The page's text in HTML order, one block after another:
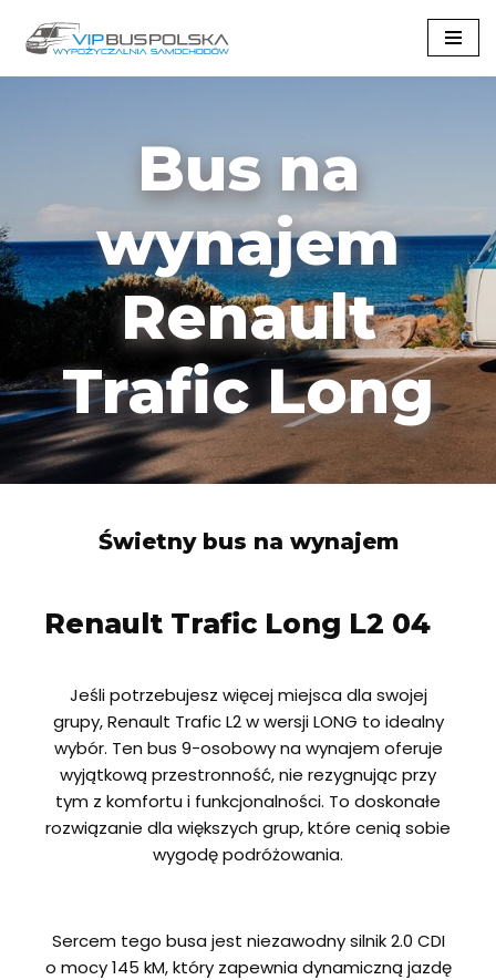
Przejdź
Bus na
wynajem
Renault
Trafic Long
Świetny bus na wynajem
Renault Trafic Long L2 04
Jeśli potrzebujesz więcej miejsca dla swojej
grupy, Renault Trafic L2 w wersji LONG to idealny
wybór. Ten bus 9-osobowy na wynajem oferuje
wyjątkową przestronność, nie rezygnując przy
tym z komfortu i funkcjonalności. To doskonałe
rozwiązanie dla większych grup, które cenią sobie
wygodę podróżowania.
Sercem tego busa jest niezawodny silnik 2.0 CDI
o mocy 145 kM, który zapewnia dynamiczną jazdę